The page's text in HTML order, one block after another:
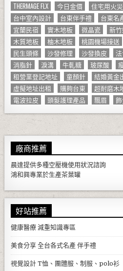
THERMAGE FLX 今日金價 住宅用火
台中室內設計
台東伴手禮 台東名
宜蘭民宿
實木地板 微晶瓷 新
木質地板
柚木地板 桃園機場接送
民生頭條
沙發修理 沙發換皮
消脂針
淚溝 牛軋糖 玻尿酸
租營業登記地址
童顏針 結婚黃金
虛擬地址出租
購夠台東 超耐磨木
電波拉皮
頭髮護理產品 飄眉
廠商推薦
晨達提供多種空壓機使用狀況諮詢
鴻和興專業於生產茶葉罐
好站推薦
健康醫療 減重知識專區
美食分享 全台各式名產 伴手禮
視覺設計 T恤、團體服、制服、polo衫